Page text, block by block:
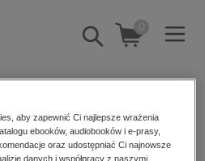
Pokaż/schowaj
wyszukiwarkę
0
aby zapewnić Ci najlepsze wrażenia
ebooków, audiobooków i e-prasy,
oraz udostępniać Ci najnowsze
danych i współpracy z naszymi